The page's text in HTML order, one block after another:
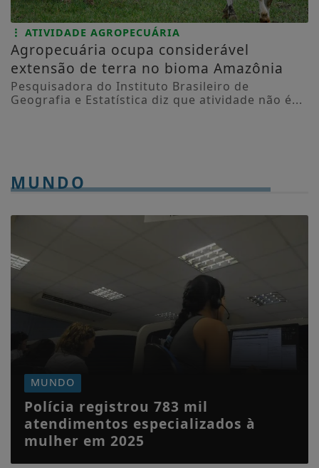
ATIVIDADE AGROPECUÁRIA
Agropecuária ocupa considerável
extensão de terra no bioma Amazônia
Pesquisadora do Instituto Brasileiro de
Geografia e Estatística diz que atividade não é...
MUNDO
MUNDO
Polícia registrou 783 mil
atendimentos especializados à
mulher em 2025